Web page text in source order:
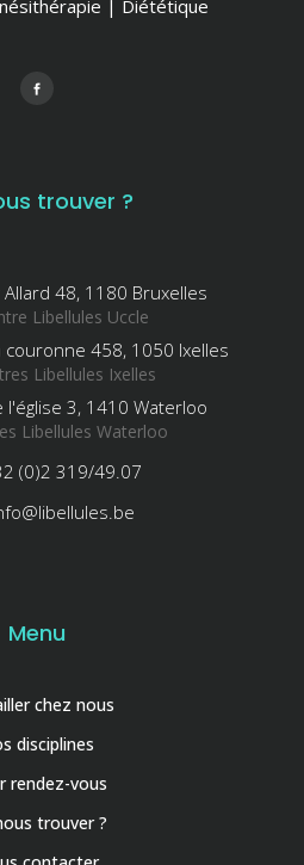
| Diététique
trouver ?
Allard 48, 1180 Bruxelles
Libellules Uccle
couronne 458, 1050 Ixelles
Libellules Ixelles
l'église 3, 1410 Waterloo
Libellules Waterloo
(0)2 319/49.07
Menu
chez nous
disciplines
rendez-vous
trouver ?